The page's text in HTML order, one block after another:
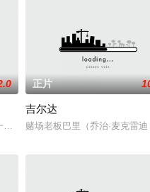
女性裸屍，死者是外籍人士，被
正片
吉尔达
赌场老板巴里（乔治·麦克雷